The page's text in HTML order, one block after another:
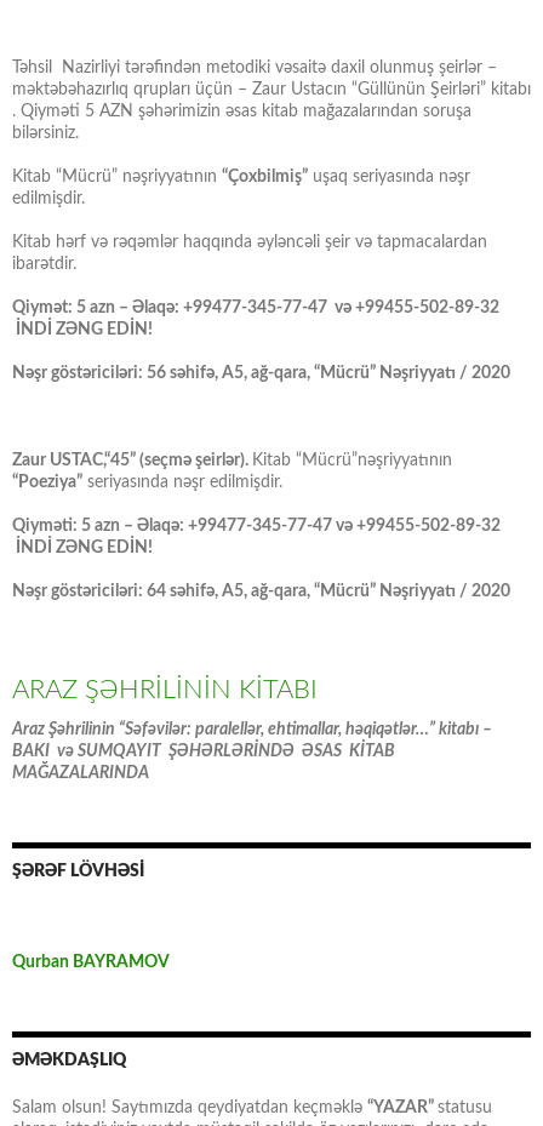
Təhsil Nazirliyi tərəfindən metodiki vəsaitə daxil olunmuş şeirlər –
məktəbəhazırlıq qrupları üçün – Zaur Ustacın “Güllünün Şeirləri” kitabı
. Qiyməti 5 AZN şəhərimizin əsas kitab mağazalarından soruşa
bilərsiniz.
Kitab “Mücrü” nəşriyyatının “Çoxbilmiş” uşaq seriyasında nəşr
edilmişdir.
Kitab hərf və rəqəmlər haqqında əyləncəli şeir və tapmacalardan
ibarətdir.
Qiymət: 5 azn – Əlaqə: +99477-345-77-47 və +99455-502-89-32
İNDİ ZƏNG EDİN!
Nəşr göstəriciləri: 56 səhifə, A5, ağ-qara, “Mücrü” Nəşriyyatı / 2020
Zaur USTAC,“45” (seçmə şeirlər). Kitab “Mücrü”nəşriyyatının
“Poeziya” seriyasında nəşr edilmişdir.
Qiyməti: 5 azn – Əlaqə: +99477-345-77-47 və +99455-502-89-32
İNDİ ZƏNG EDİN!
Nəşr göstəriciləri: 64 səhifə, A5, ağ-qara, “Mücrü” Nəşriyyatı / 2020
ARAZ ŞƏHRİLİNİN KİTABI
Araz Şəhrilinin “Səfəvilər: paralellər, ehtimallar, həqiqətlər…” kitabı –
BAKI və SUMQAYIT ŞƏHƏRLƏRİNDƏ ƏSAS KİTAB
MAĞAZALARINDA
ŞƏRƏF LÖVHƏSİ
Qurban BAYRAMOV
ƏMƏKDAŞLIQ
Salam olsun! Saytımızda qeydiyatdan keçməklə “YAZAR” statusu